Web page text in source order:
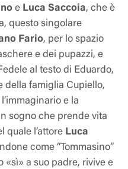
e Luca Saccoia, che è
questo singolare
Fario, per lo spazio
e dei pupazzi, e
al testo di Eduardo,
della famiglia Cupiello,
e la
sogno che prende vita
quale l’attore Luca
come “ Tommasino”
«sì» a suo padre, rivive e